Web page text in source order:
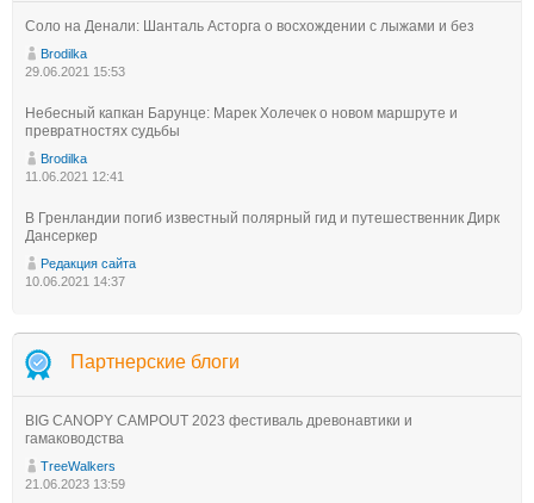
Соло на Денали: Шанталь Асторга о восхождении с лыжами и без
Brodilka
29.06.2021 15:53
Небесный капкан Барунце: Марек Холечек о новом маршруте и
превратностях судьбы
Brodilka
11.06.2021 12:41
В Гренландии погиб известный полярный гид и путешественник Дирк
Дансеркер
Редакция сайта
10.06.2021 14:37
Партнерские блоги
BIG CANOPY CAMPOUT 2023 фестиваль древонавтики и
гамаководства
TreeWalkers
21.06.2023 13:59